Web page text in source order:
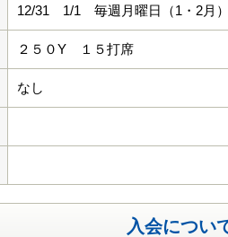
12/31 1/1 毎週月曜日（1・2月
２５０Y １５打席
なし
入会につい